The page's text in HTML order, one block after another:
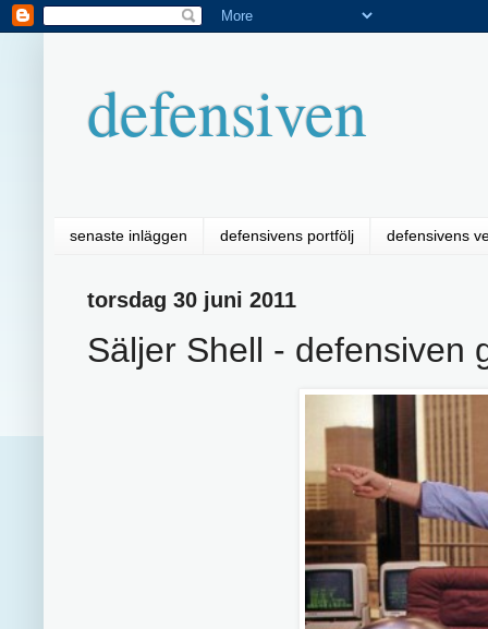
defensiven
senaste inläggen defensivens portfölj defensivens
torsdag 30 juni 2011
Säljer Shell - defensiven